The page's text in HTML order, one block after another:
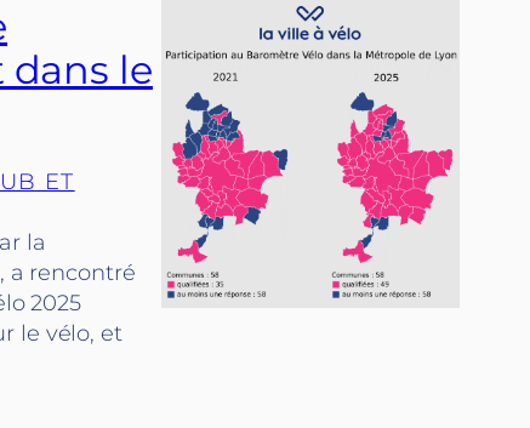
dans le
ET
la
a rencontré
2025
le vélo, et